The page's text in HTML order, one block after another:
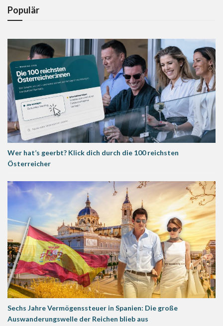
Populär
Wer hat’s geerbt? Klick dich durch die 100 reichsten
Österreicher
Sechs Jahre Vermögenssteuer in Spanien: Die große
Auswanderungswelle der Reichen blieb aus